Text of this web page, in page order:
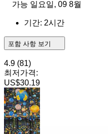
가능 일요일, 09 8월
기간: 2시간
포함 사항 보기
4.9 (81)
최저가격:
US$30.19